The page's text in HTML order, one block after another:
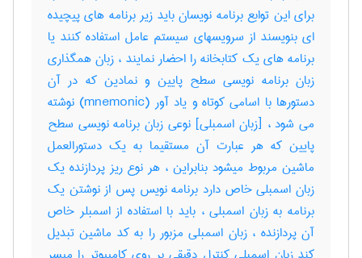
برای این توابع برنامه نویسان باید زیر برنامه های پیچیده
ای بنویسند از سرویسهای سیستم عامل استفاده کنند یا
برنامه های یک کتابخانه را احضار نمایند ، زبان همگذاری
زبان برنامه نویسی سطح پایین و نمادین که در آن
دستورها با اسامی کوتاه و یاد آور (mnemonic) نوشته
می شود ، [زبان اسمبلی] نوعی زبان برنامه نویسی سطح
پایین که هر عبارت آن مستقیما به یک دستورالعمل
ماشین مربوط میشود بنابراین ، هر نوع ریز پردازنده یک
زبان اسمبلی خاص دارد برنامه نویس پس از نوشتن یک
برنامه به زبان اسمبلی ، باید با استفاده از اسمبلر خاص
آن پردازنده ، زبان اسمبلی مزبور را به کد ماشین تبدیل